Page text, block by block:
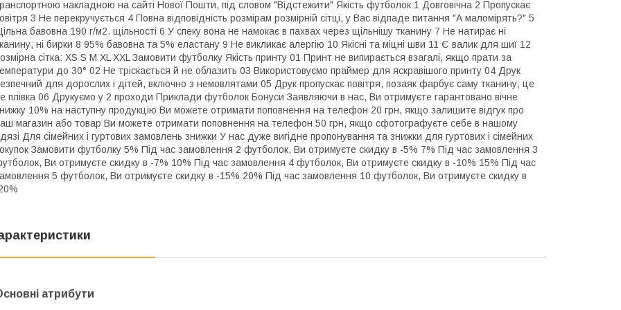
накладною на сайті Нової Пошти, під словом "Відстежити" Якість футболок 1 Довговічна 2 Пропускає
3 Не перекручується 4 Повна відповідність розмірам розмірній сітці, у Вас відпаде питання "А маломірять?" 5
бавовна 190 г/м2. щільності 6 У спеку вона не намокає в пахвах через щільнішу тканину 7 Не натирає ні
ні бирки 8 95% бавовна та 5% еластану 9 Не викликає алергію 10 Якісні та міцні шви 11 Є валик для шиї 12
сітка: XS S M XL XXL Замовити футболку Якість принту 01 Принт не випирається взагалі, якщо прати за
до 30° 02 Не тріскається й не облазить 03 Використовуємо праймер для яскравішого принту 04 Друк
для дорослих і дітей, включно з немовлятами 05 Друк пропускає повітря, позаяк фарбує саму тканину, це
плівка 06 Друкуємо у 2 проходи Приклади футболок Бонуси Заявляючи в нас, Ви отримуєте гарантовано вічне
10% на наступну продукцію Ви можете отримати поповнення на телефон 20 грн, якщо залишите відгук про
магазин або товар Ви можете отримати поповнення на телефон 50 грн, якщо сфотографуєте себе в нашому
Для сімейних і гуртових замовлень знижки У нас дуже вигідне пропонування та знижки для гуртових і сімейних
Замовити футболку 5% Під час замовлення 2 футболок, Ви отримуєте скидку в -5% 7% Під час замовлення 3
Ви отримуєте скидку в -7% 10% Під час замовлення 4 футболок, Ви отримуєте скидку в -10% 15% Під час
5 футболок, Ви отримуєте скидку в -15% 20% Під час замовлення 10 футболок, Ви отримуєте скидку в
атрибути